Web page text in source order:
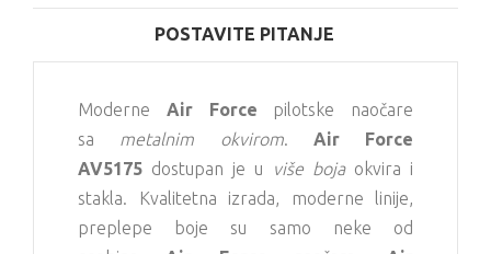
POSTAVITE PITANJE
Moderne Air Force pilotske naočare
sa metalnim okvirom. Air Force
AV5175 dostupan je u više bojaokvira i
stakla. Kvalitetna izrada, moderne linije,
preplepe boje su samo neke od